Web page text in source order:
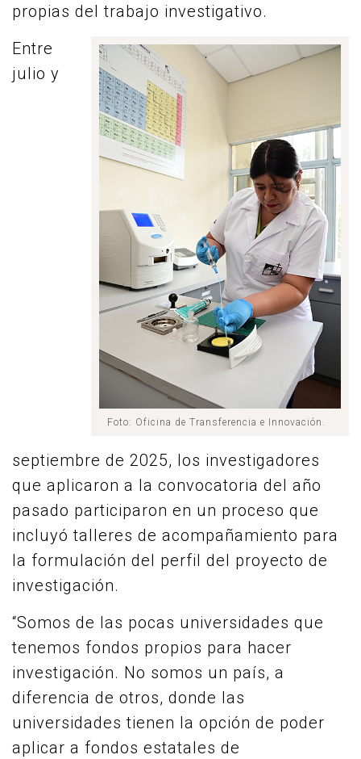
propias del trabajo investigativo.
Foto: Oficina de Transferencia e Innovación.
Entre
julio y
septiembre de 2025, los investigadores
que aplicaron a la convocatoria del año
pasado participaron en un proceso que
incluyó talleres de acompañamiento para
la formulación del perfil del proyecto de
investigación.
“Somos de las pocas universidades que
tenemos fondos propios para hacer
investigación. No somos un país, a
diferencia de otros, donde las
universidades tienen la opción de poder
aplicar a fondos estatales de